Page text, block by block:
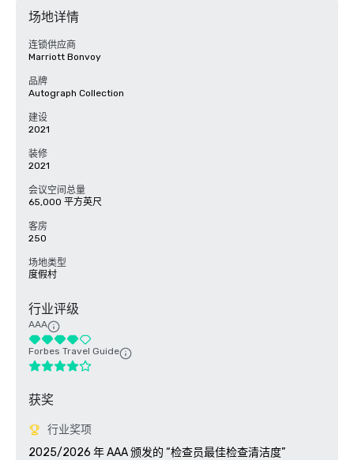
场地详情
连锁供应商
Marriott Bonvoy
品牌
Autograph Collection
建设
2021
装修
2021
会议空间总量
65,000 平方英尺
客房
250
场地类型
度假村
行业评级
AAA
Forbes Travel Guide
获奖
行业奖项
2025/2026 年 AAA 颁发的 “检查员最佳检查清洁度”